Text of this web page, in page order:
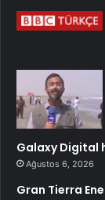
Galaxy Digital
Ağustos 6, 2026
Gran Tierra